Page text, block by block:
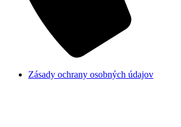
Zásady ochrany osobných údajov